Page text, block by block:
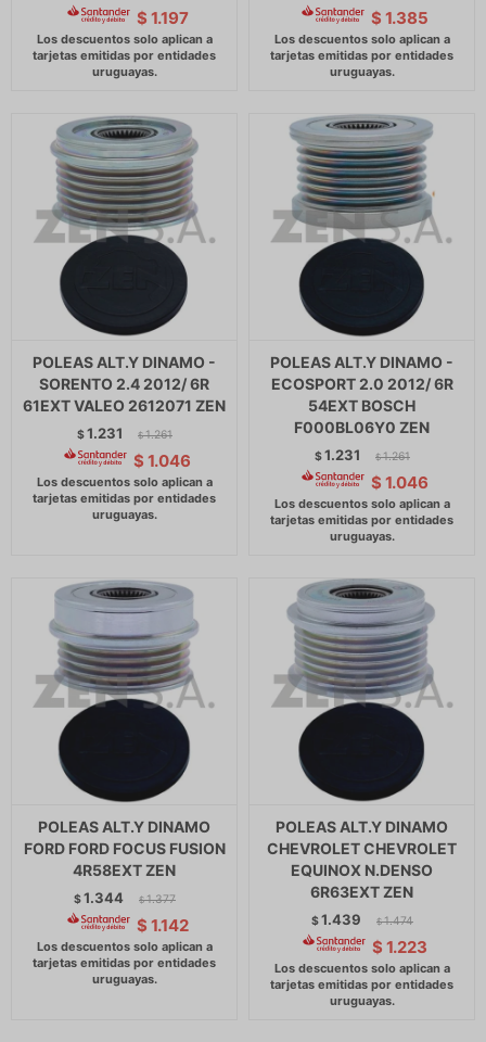
$ 1.197 $ 1.385
POLEAS ALT.Y DINAMO -
SORENTO 2.4 2012/ 6R
61EXT VALEO 2612071 ZEN
$1.231 $ 1.261
$ 1.046
POLEAS ALT.Y DINAMO -
ECOSPORT 2.0 2012/ 6R
54EXT BOSCH
F000BL06Y0 ZEN
$1.231 $ 1.261
$ 1.046
POLEAS ALT.Y DINAMO
FORD FORD FOCUS FUSION
4R58EXT ZEN
$1.344 $ 1.377
$ 1.142
POLEAS ALT.Y DINAMO
CHEVROLET CHEVROLET
EQUINOX N.DENSO
6R63EXT ZEN
$1.439 $ 1.474
$ 1.223